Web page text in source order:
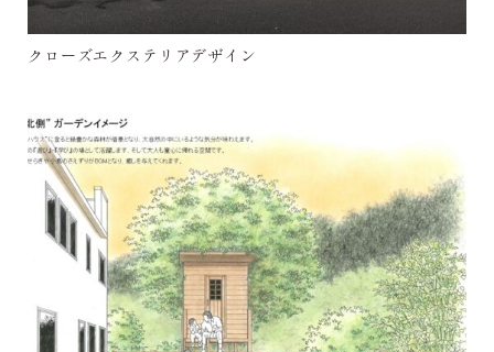
クローズエクステリアデザイン